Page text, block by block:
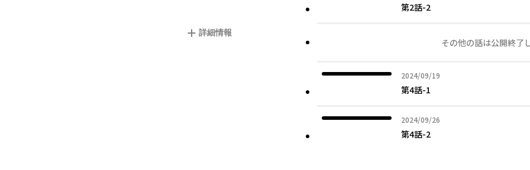
詳細情報
第2話-2
その他の話は公開終了
2024/09/19
2024年09月19日
第4話-1
2024/09/26
2024年09月26日
第4話-2